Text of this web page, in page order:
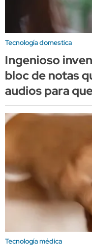
Tecnología domestica
Ingenioso
bloc de notas
audios para
Tecnología médica